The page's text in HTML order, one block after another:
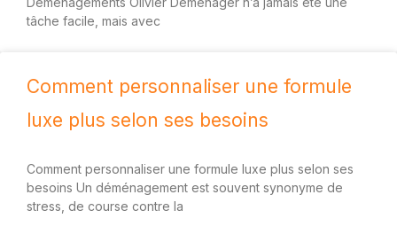
tâche facile, mais avec
Comment personnaliser une formule
luxe plus selon ses besoins
Comment personnaliser une formule luxe plus selon ses
besoins Un déménagement est souvent synonyme de
stress, de course contre la